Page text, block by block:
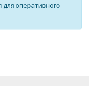
для оперативного